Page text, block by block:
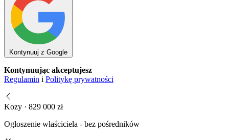
Kontynuuj z Google
Kontynuując akceptujesz
Regulamin i Politykę prywatności
Kozy · 829 000 zł
Ogłoszenie właściciela - bez pośredników